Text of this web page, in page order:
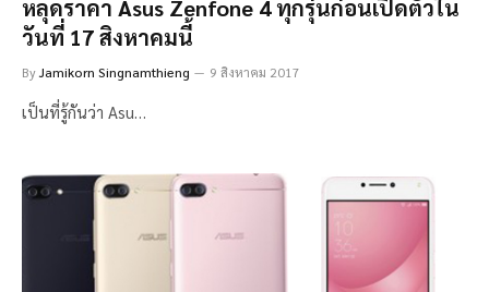
หลุดราคา Asus Zenfone 4 ทุกรุ่นก่อนเปิดตัวใน
วันที่ 17 สิงหาคมนี้
ByJamikorn Singnamthieng 9 สิงหาคม 2017
เป็นที่รู้กันว่า Asu…